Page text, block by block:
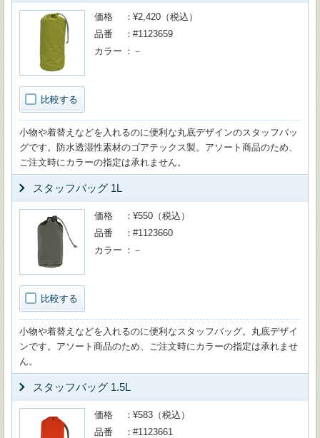
比較する
価格
¥2,420（税込）
品番
#1123659
カラー
－
小物や着替えなどを入れるのに便利な丸底デザインのスタッフバッ
グです。防水透湿性素材のゴアテックス製。アソート商品のため、
ご注文時にカラーの指定は承れません。
スタッフバッグ 1L
比較する
価格
¥550（税込）
品番
#1123660
カラー
－
小物や着替えなどを入れるのに便利なスタッフバッグ。丸底デザイ
ンです。アソート商品のため、ご注文時にカラーの指定は承れませ
ん。
スタッフバッグ 1.5L
価格
¥583（税込）
品番
#1123661